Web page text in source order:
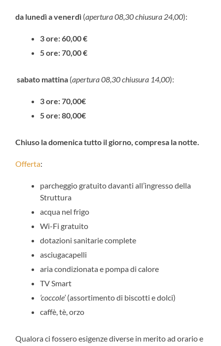
da lunedì a venerdì (apertura 08,30 chiusura 24,00):
3 ore: 60,00 €
5 ore: 70,00 €
sabato mattina (apertura 08,30 chiusura 14,00):
3 ore: 70,00€
5 ore: 80,00€
Chiuso la domenica tutto il giorno, compresa la notte.
Offerta:
parcheggio gratuito davanti all’ingresso della
Struttura
acqua nel frigo
Wi-Fi gratuito
dotazioni sanitarie complete
asciugacapelli
aria condizionata e pompa di calore
TV Smart
‘coccole’(assortimento di biscotti e dolci)
caffè, tè, orzo
Qualora ci fossero esigenze diverse in merito ad orario e